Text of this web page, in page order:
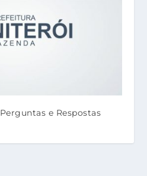
e Respostas